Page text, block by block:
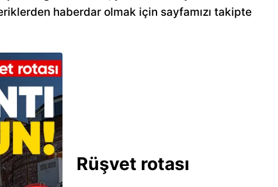
haberdar olmak için sayfamızı takipte
Rüşvet rotası